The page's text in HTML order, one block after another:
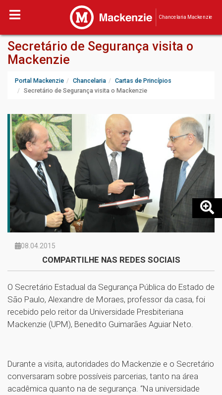
Chancelaria Mackenzie
Secretário de Segurança visita o
Mackenzie
Portal Mackenzie Chancelaria
Cartas de Princípios
Secretário de Segurança visita o Mackenzie
08.04.2015
COMPARTILHE NAS REDES SOCIAIS
O Secretário Estadual da Segurança Pública do Estado de
São Paulo, Alexandre de Moraes, professor da casa, foi
recebido pelo reitor da Universidade Presbiteriana
Mackenzie (UPM), Benedito Guimarães Aguiar Neto.
Durante a visita, autoridades do Mackenzie e o Secretário
conversaram sobre possíveis parcerias, tanto na área
acadêmica quanto na de segurança. “Na universidade